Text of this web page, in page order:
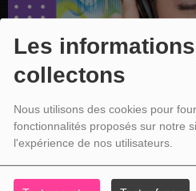
Les
collectons
Nous utilisons des cookies pour
fonctionnalités proposés sur notre
l'expérience de nos utilisateurs.